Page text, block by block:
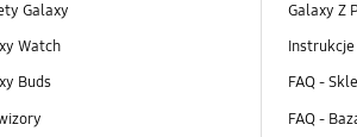
Galaxy
Watch
Buds
Galaxy Z
FAQ -
FAQ -